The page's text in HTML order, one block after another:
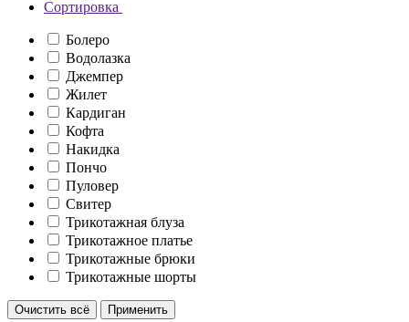
Сортировка
Болеро
Водолазка
Джемпер
Жилет
Кардиган
Кофта
Накидка
Пончо
Пуловер
Свитер
Трикотажная блуза
Трикотажное платье
Трикотажные брюки
Трикотажные шорты
Очистить всё Применить